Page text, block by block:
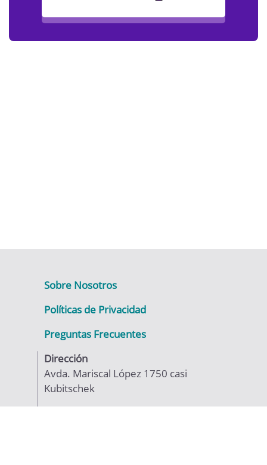
Sobre Nosotros
Políticas de Privacidad
Preguntas Frecuentes
Dirección
Avda. Mariscal López 1750 casi
Kubitschek